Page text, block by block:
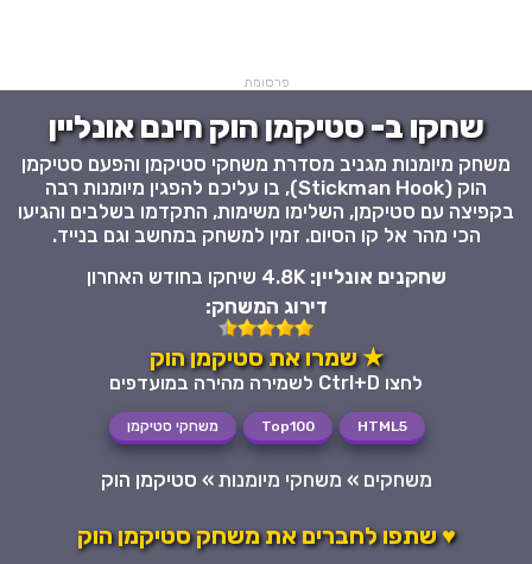
פרסומת
שחקו ב- סטיקמן הוק חינם אונליין
משחק מיומנות מגניב מסדרת משחקי סטיקמן והפעם סטיקמן
הוק (Stickman Hook), בו עליכם להפגין מיומנות רבה
בקפיצה עם סטיקמן, השלימו משימות, התקדמו בשלבים והגיעו
הכי מהר אל קו הסיום. זמין למשחק במחשב וגם בנייד.
שחקנים אונליין:4.8K שיחקו בחודש האחרון
דירוג המשחק:
★ שמרו את סטיקמן הוק
לחצו Ctrl+D לשמירה מהירה במועדפים
HTML5
Top100 משחקי סטיקמן
משחקים » משחקי מיומנות » סטיקמן הוק
♥ שתפו לחברים את משחק סטיקמן הוק